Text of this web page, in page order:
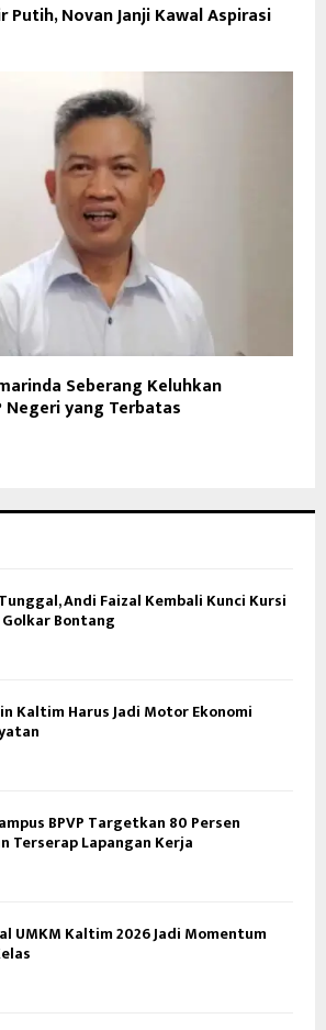
Putih, Novan Janji Kawal Aspirasi
Seberang Keluhkan
Negeri yang Terbatas
Andi Faizal Kembali Kunci Kursi
Bontang
Kaltim Harus Jadi Motor Ekonomi
BPVP Targetkan 80 Persen
Terserap Lapangan Kerja
UMKM Kaltim 2026 Jadi Momentum